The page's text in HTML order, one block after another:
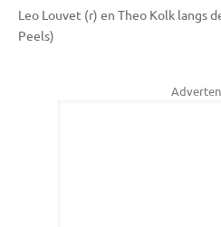
Leo Louvet (r) en Theo Kolk langs
Peels)